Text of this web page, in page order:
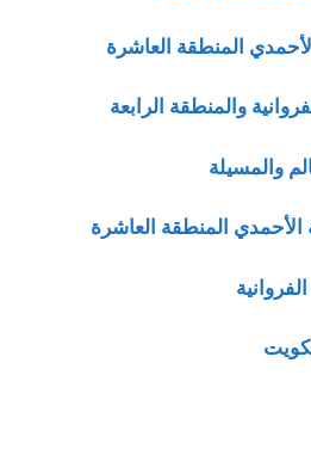
المنطقة العاشرة
والمنطقة الرابعة
والمسيلة
المنطقة العاشرة